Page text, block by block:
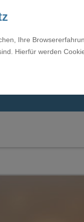
Ihre
Hierfür werden